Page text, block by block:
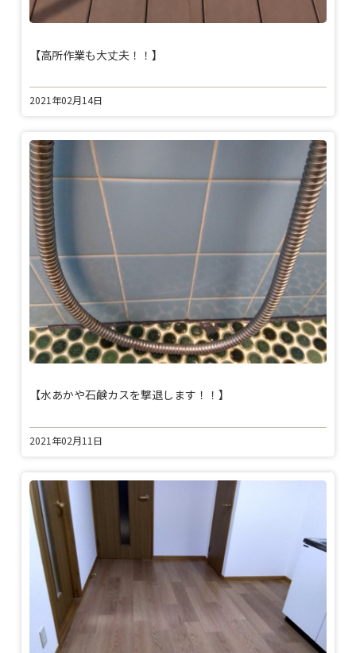
【高所作業も大丈夫！！】
2021年02月14日
【水あかや石鹸カスを撃退します！！】
2021年02月11日